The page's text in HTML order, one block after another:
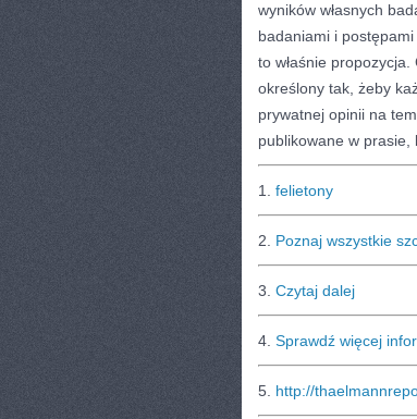
wyników własnych
badaniami i
to właśnie
określony tak, żeby
prywatnej opinii na
publikowane w
1. felietony
2. Poznaj wszystkie
3. Czytaj dalej
4. Sprawdź więcej
5. http://